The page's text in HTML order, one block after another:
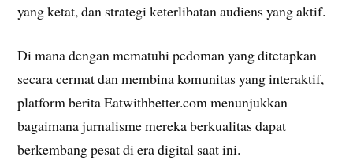
yang ketat, dan strategi keterlibatan audiens yang aktif.
Di mana dengan mematuhi pedoman yang ditetapkan
secara cermat dan membina komunitas yang interaktif,
platform berita Eatwithbetter.com menunjukkan
bagaimana jurnalisme mereka berkualitas dapat
berkembang pesat di era digital saat ini.